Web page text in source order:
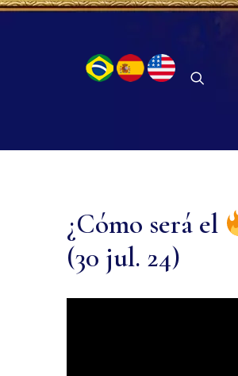
¿Cómo será el
(30 jul. 24)